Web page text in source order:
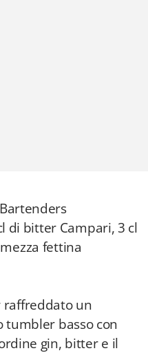
di bitter Campari, 3 cl
fettina
raffreddato un
tumbler basso con
gin, bitter e il